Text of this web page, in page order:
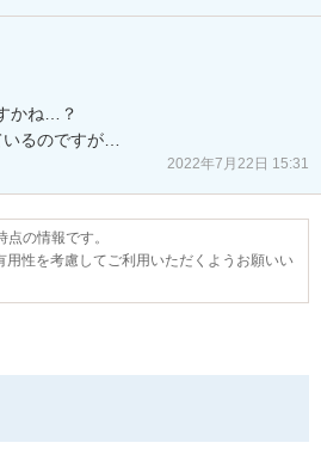
かね…？
2022年7月22日 15:31
の情報です。
用性を考慮してご利用いただくようお願いい